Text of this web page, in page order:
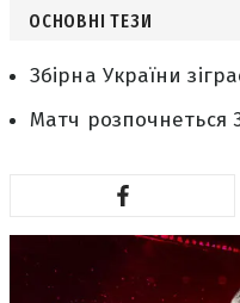
ОСНОВНІ ТЕЗИ
Збірна України
Матч розпочнеться